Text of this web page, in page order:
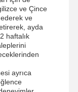
ve Çince
ve
ayda
haftalık
ayrıca